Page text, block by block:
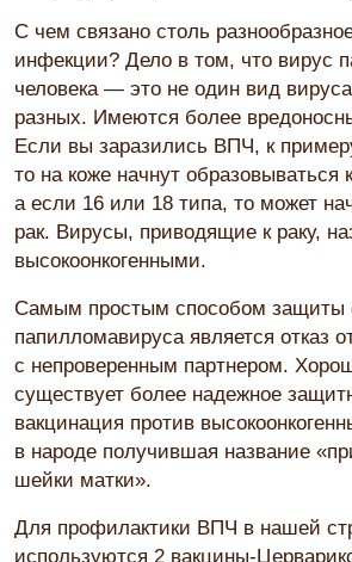
С чем связано столь
инфекции? Дело в том, что вирус
человека — это не один вид
разных. Имеются более
Если вы заразились ВПЧ, к
то на коже начнут образовываться
а если 16 или 18 типа, то может
рак. Вирусы, приводящие к раку,
высокоонкогенными.
Самым простым способом защиты
папилломавируса является отказ
с непроверенным партнером.
существует более надежное
вакцинация против
в народе получившая название
шейки матки».
Для профилактики ВПЧ в нашей
используются 2 вакцины-